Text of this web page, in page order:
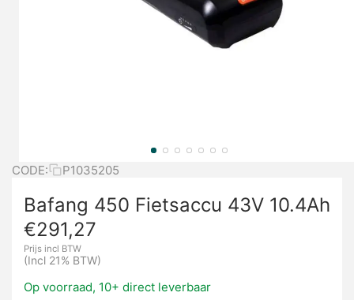
CODE: P1035205
Bafang 450 Fietsaccu 43V 10.4Ah
€291,27
Prijs incl BTW
(Incl 21% BTW)
Op voorraad, 10+ direct leverbaar